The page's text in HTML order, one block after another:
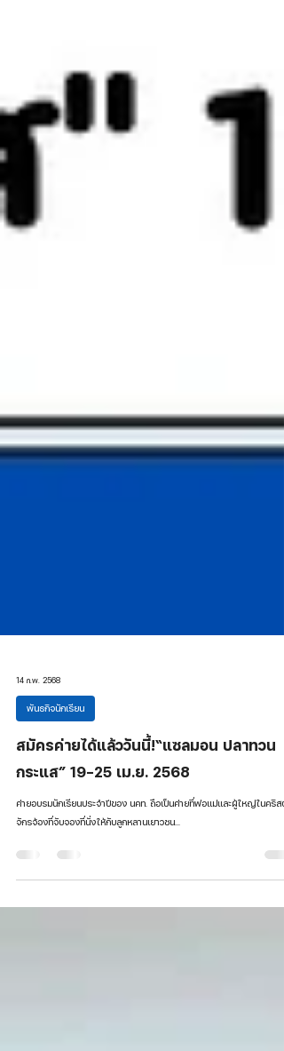
14 ก.พ. 2568
พันธกิจนักเรียน
สมัครค่ายได้แล้ววันนี้!“แซลมอน ปลาทวน
กระแส” 19-25 เม.ย. 2568
ค่ายอบรมนักเรียนประจำปีของ นคท. ถือเป็นค่ายที่พ่อแม่และผู้ใหญ่ในคริสต
จักรจ้องที่จับจองที่นั่งให้กับลูกหลานเยาวชน...